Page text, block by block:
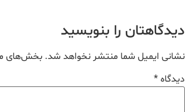
دیدگاهتان را بنویسید
نشانی ایمیل شما منتشر نخواهد شد. بخش‌های
دیدگاه*